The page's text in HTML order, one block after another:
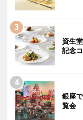
資生
記念
銀座
覧会